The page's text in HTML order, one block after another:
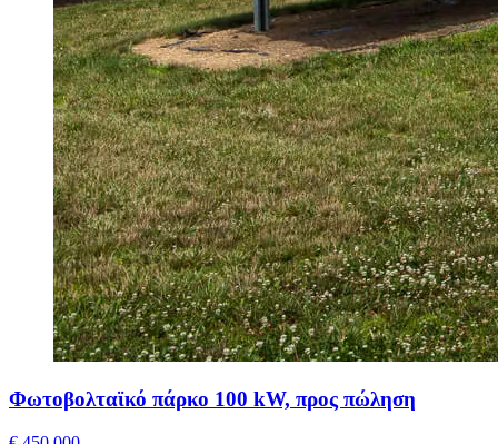
Φωτοβολταϊκό πάρκο 100 kW, προς πώληση